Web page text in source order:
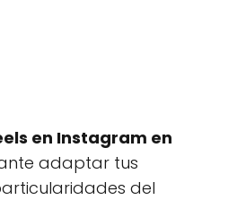
en Instagram en
adaptar tus
del